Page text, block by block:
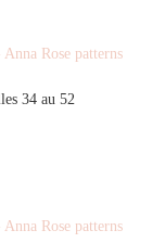
34 au 52